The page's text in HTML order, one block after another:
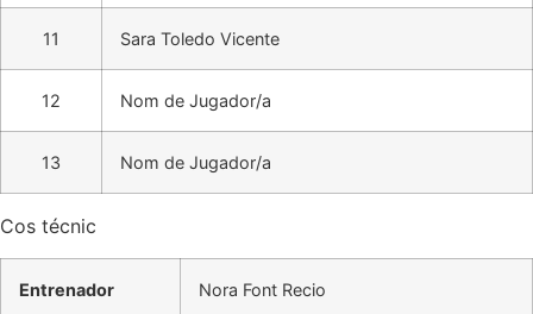
11 Sara Toledo Vicente
12 Nom de Jugador/a
13 Nom de Jugador/a
Cos técnic
Entrenador Nora Font Recio